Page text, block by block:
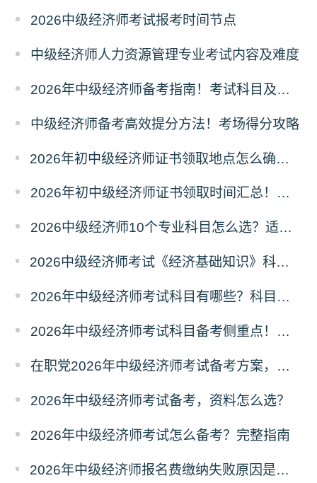
2026中级经济师考试报考时间节点
中级经济师人力资源管理专业考试内容及难度
2026年中级经济师备考指南！考试科目及取证条件
中级经济师备考高效提分方法！考场得分攻略
2026年初中级经济师证书领取地点怎么确定？属地规则
2026年初中级经济师证书领取时间汇总！领证节点
2026中级经济师10个专业科目怎么选？适配人群
2026中级经济师考试《经济基础知识》科目六大模块梳理
2026年中级经济师考试科目有哪些？科目介绍
2026年中级经济师考试科目备考侧重点！分清主次
在职党2026年中级经济师考试备考方案，碎片化学习
2026年中级经济师考试备考，资料怎么选？
2026年中级经济师考试怎么备考？完整指南
2026年中级经济师报名费缴纳失败原因是什么？解决办法